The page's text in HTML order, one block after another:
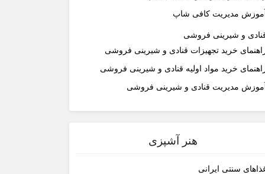
آموزش مدیریت کافی شاپ
و شیرینی فروشی
خرید تجهیزات قنادی و شیرینی فروشی
خرید مواد اولیه قنادی و شیرینی فروشی
آموزش مدیریت قنادی و شیرینی فروشی
هنر آشپزی
سنتی ایرانی